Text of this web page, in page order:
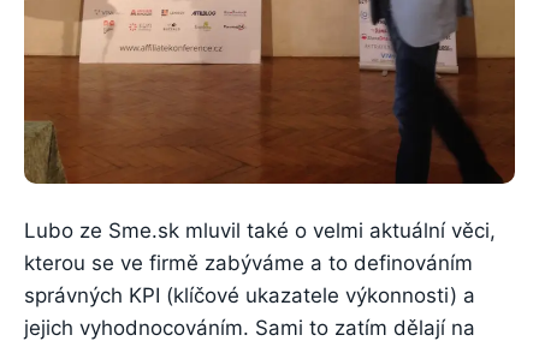
Lubo ze Sme.sk mluvil také o velmi aktuální věci,
kterou se ve firmě zabýváme a to definováním
správných KPI (klíčové ukazatele výkonnosti) a
jejich vyhodnocováním. Sami to zatím dělají na